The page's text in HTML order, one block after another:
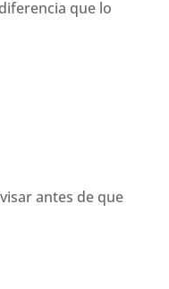
que lo
antes de que